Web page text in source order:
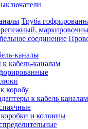
Труба
соединение
каналы
кабель-каналам
коробу
к кабель каналам
и колонны